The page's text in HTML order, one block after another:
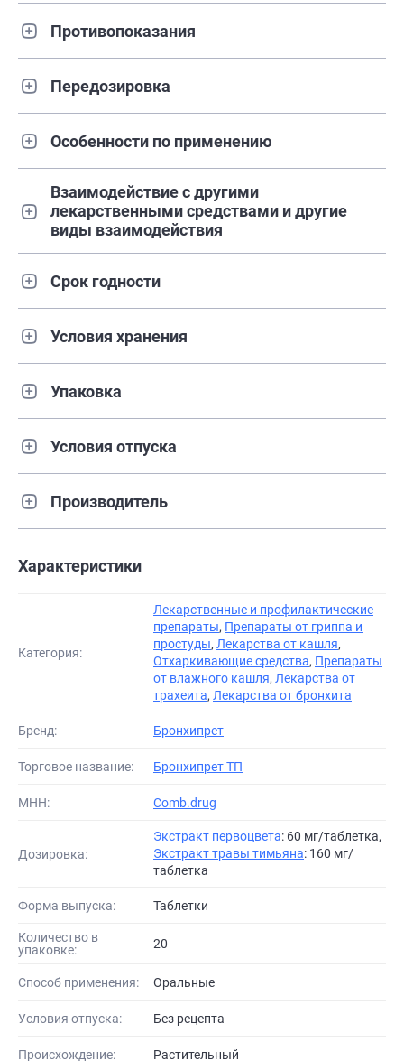
Противопоказания
Передозировка
Особенности по применению
Взаимодействие с другими
лекарственными средствами и другие
виды взаимодействия
Срок годности
Условия хранения
Упаковка
Условия отпуска
Производитель
Характеристики
Категория:
Лекарственные и профилактические
препараты, Препараты от гриппа и
простуды, Лекарства от кашля,
Отхаркивающие средства, Препараты
от влажного кашля, Лекарства от
трахеита, Лекарства от бронхита
Бренд: Бронхипрет
Торговое название: Бронхипрет ТП
МНН: Comb.drug
Дозировка:
Экстракт первоцвета: 60 мг/таблетка,
Экстракт травы тимьяна: 160 мг/
таблетка
Форма выпуска: Таблетки
Количество в
упаковке:
20
Способ применения: Оральные
Условия отпуска: Без рецепта
Происхождение: Растительный